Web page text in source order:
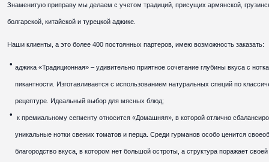
Знаменитую приправу мы делаем с учетом традиций, присущих армянской,
болгарской, китайской и турецкой аджике.
Наши клиенты, а это более 400 постоянных партеров, имею возможность заказать:
аджика «Традиционная» – удивительно приятное сочетание глубины вкуса с
пикантности. Изготавливается с использованием натуральных специй по
рецептуре. Идеальный выбор для мясных блюд;
к премиальному сегменту относится «Домашняя», в которой отлично
уникальные нотки свежих томатов и перца. Среди гурманов особо ценится
благородство вкуса, в котором нет большой остроты, а структура поражает своей